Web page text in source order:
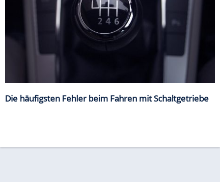
Die häufigsten Fehler beim Fahren mit Schaltgetriebe